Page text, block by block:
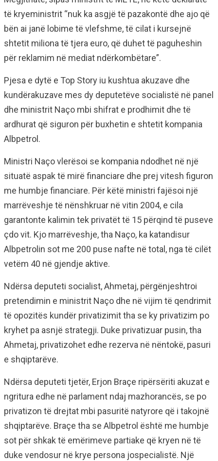
të kryeministrit “nuk ka asgjë të pazakontë dhe ajo që
bën ai janë lobime të vlefshme, të cilat i kursejnë
shtetit miliona të tjera euro, që duhet të paguheshin
për reklamim në mediat ndërkombëtare”.
Pjesa e dytë e Top Story iu kushtua akuzave dhe
kundërakuzave mes dy deputetëve socialistë në panel
dhe ministrit Naço mbi shifrat e prodhimit dhe të
ardhurat që siguron për buxhetin e shtetit kompania
Albpetrol.
Ministri Naço vlerësoi se kompania ndodhet në një
situatë aspak të mirë financiare dhe prej vitesh figuron
me humbje financiare. Për këtë ministri fajësoi një
marrëveshje të nënshkruar në vitin 2004, e cila
garantonte kalimin tek privatët të 15 përqind të puseve
çdo vit. Kjo marrëveshje, tha Naço, ka katandisur
Albpetrolin sot me 200 puse nafte në total, nga të cilët
vetëm 40 në gjendje aktive.
Ndërsa deputeti socialist, Ahmetaj, përgënjeshtroi
pretendimin e ministrit Naço dhe në vijim të qendrimit
të opozitës kundër privatizimit tha se ky privatizim po
kryhet pa asnjë strategji. Duke privatizuar pusin, tha
Ahmetaj, privatizohet edhe rezerva në nëntokë, pasuri
e shqiptarëve.
Ndërsa deputeti tjetër, Erjon Braçe ripërsëriti akuzat e
ngritura edhe në parlament ndaj mazhorancës, se po
privatizon të drejtat mbi pasuritë natyrore që i takojnë
shqiptarëve. Braçe tha se Albpetrol është me humbje
sot për shkak të emërimeve partiake që kryen në të
duke vendosur në krye persona jospecialistë. Një